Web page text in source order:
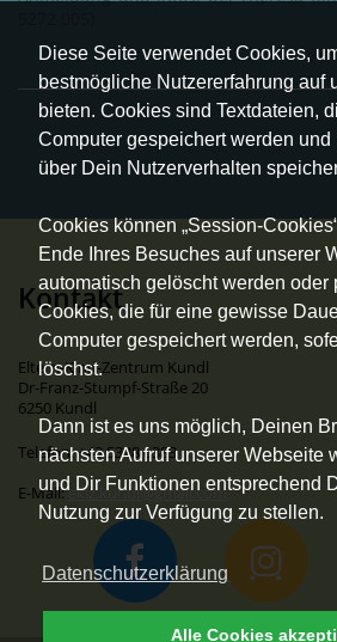
Diese Seite verwendet Cookies,
bestmögliche Nutzererfahrung auf
bieten. Cookies sind Textdateien,
Computer gespeichert werden und
über Dein Nutzerverhalten
Cookies können „Session-
Ende Ihres Besuches auf unserer
automatisch gelöscht werden oder
Cookies, die für eine gewisse
Computer gespeichert werden,
löschst.
Dann ist es uns möglich, Deinen
nächsten Aufruf unserer Webseite
und Dir Funktionen entsprechend
Nutzung zur Verfügung zu stellen.
Datenschutzerklärung
Alle Cookies
Kontakt
Eltern-Kind-Zentrum Kundl
Dr-Franz-Stumpf-Straße 20
6250 Kundl
Telefon: +43 5338 6383
E-Mail:ekiz.kundl@gmail.com